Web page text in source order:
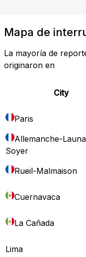
Mapa de
La mayoría de
originaron en
City
Paris
Allemanche-
Soyer
Rueil-Malmaison
Cuernavaca
La Cañada
Lima